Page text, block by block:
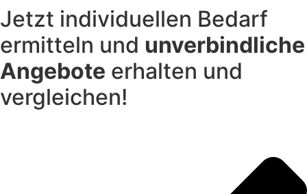
Jetzt individuellen Bedarf
ermitteln und unverbindliche
Angebote erhalten und
vergleichen!